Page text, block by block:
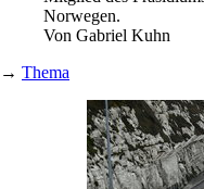
Norwegen.
Von Gabriel Kuhn
→ Thema